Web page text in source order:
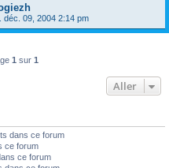
déc. 09, 2004 2:14 pm
1 sur 1
Aller
dans ce forum
ce forum
ce forum